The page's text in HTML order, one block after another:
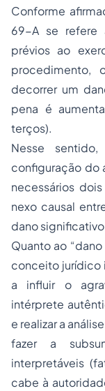
Conforme
69-A se refere
prévios ao
procedimento,
decorrer um
pena é
terços).
Nesse
configuração do
necessários
nexo causal
dano
Quanto ao
conceito jurídico
a influir o
intérprete
e realizar a
fazer a
interpretáveis
cabe à